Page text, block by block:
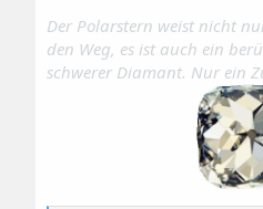
Der Polarstern weist nicht
den Weg, es ist auch ein
schwerer Diamant. Nur ein